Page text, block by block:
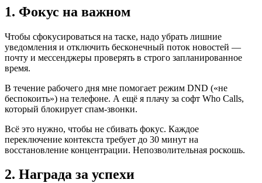
1. Фокус на важном
Чтобы сфокусироваться на таске, надо убрать лишние
уведомления и отключить бесконечный поток новостей —
почту и мессенджеры проверять в строго запланированное
время.
В течение рабочего дня мне помогает режим DND («не
беспокоить») на телефоне. А ещё я плачу за софт Who Calls,
который блокирует спам-звонки.
Всё это нужно, чтобы не сбивать фокус. Каждое
переключение контекста требует до 30 минут на
восстановление концентрации. Непозволительная роскошь.
2. Награда за успехи